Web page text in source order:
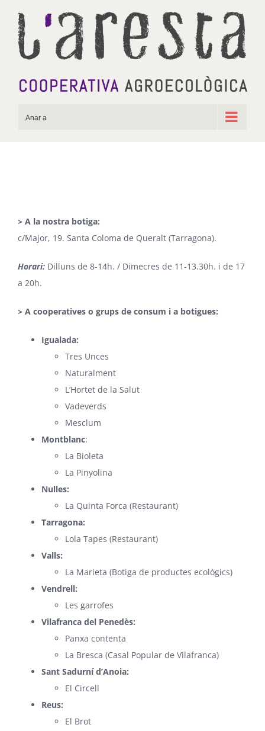
content
Anar a
> A la nostra botiga:
c/Major, 19. Santa Coloma de Queralt (Tarragona).
Horari: Dilluns de 8-14h. / Dimecres de 11-13.30h. i de 17
a 20h.
> A cooperatives o grups de consum i a botigues:
Igualada:
Tres Unces
Naturalment
L’Hortet de la Salut
Vadeverds
Mesclum
Montblanc:
La Bioleta
La Pinyolina
Nulles:
La Quinta Forca (Restaurant)
Tarragona:
Lola Tapes (Restaurant)
Valls:
La Marieta (Botiga de productes ecològics)
Vendrell:
Les garrofes
Vilafranca del Penedès:
Panxa contenta
La Bresca (Casal Popular de Vilafranca)
Sant Sadurní d’Anoia:
El Circell
Reus:
El Brot